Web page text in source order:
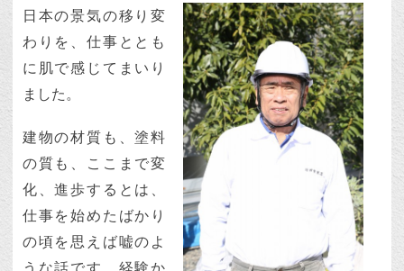
日本の景気の移り変
わりを、仕事ととも
に肌で感じてまいり
ました。
建物の材質も、塗料
の質も、ここまで変
化、進歩するとは、
仕事を始めたばかり
の頃を思えば嘘のよ
うな話です。経験か